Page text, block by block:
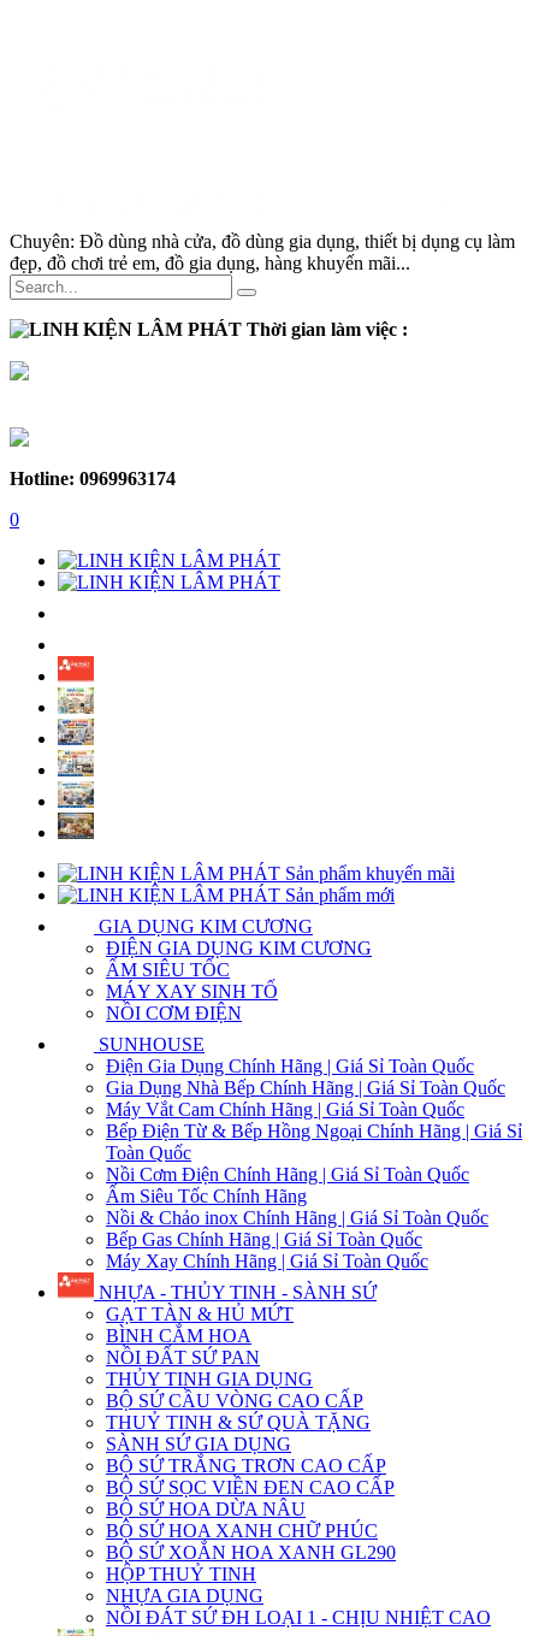
Chuyên: Đồ dùng nhà cửa, đồ dùng gia dụng, thiết bị dụng cụ làm
đẹp, đồ chơi trẻ em, đồ gia dụng, hàng khuyến mãi...
Thời gian làm việc :
Hotline: 0969963174
0
Sản phẩm khuyến mãi
Sản phẩm mới
GIA DỤNG KIM CƯƠNG
ĐIỆN GIA DỤNG KIM CƯƠNG
ẤM SIÊU TỐC
MÁY XAY SINH TỐ
NỒI CƠM ĐIỆN
SUNHOUSE
Điện Gia Dụng Chính Hãng | Giá Sỉ Toàn Quốc
Gia Dụng Nhà Bếp Chính Hãng | Giá Sỉ Toàn Quốc
Máy Vắt Cam Chính Hãng | Giá Sỉ Toàn Quốc
Bếp Điện Từ & Bếp Hồng Ngoại Chính Hãng | Giá Sỉ
Toàn Quốc
Nồi Cơm Điện Chính Hãng | Giá Sỉ Toàn Quốc
Ấm Siêu Tốc Chính Hãng
Nồi & Chảo inox Chính Hãng | Giá Sỉ Toàn Quốc
Bếp Gas Chính Hãng | Giá Sỉ Toàn Quốc
Máy Xay Chính Hãng | Giá Sỉ Toàn Quốc
NHỰA - THỦY TINH - SÀNH SỨ
GẠT TÀN & HỦ MỨT
BÌNH CẮM HOA
NỒI ĐẤT SỨ PAN
THỦY TINH GIA DỤNG
BỘ SỨ CẦU VÒNG CAO CẤP
THUỶ TINH & SỨ QUÀ TẶNG
SÀNH SỨ GIA DỤNG
BỘ SỨ TRẮNG TRƠN CAO CẤP
BỘ SỨ SỌC VIỀN ĐEN CAO CẤP
BỘ SỨ HOA DỪA NÂU
BỘ SỨ HOA XANH CHỮ PHÚC
BỘ SỨ XOẮN HOA XANH GL290
HỘP THUỶ TINH
NHỰA GIA DỤNG
NỒI ĐÁT SỨ ĐH LOẠI 1 - CHỊU NHIỆT CAO